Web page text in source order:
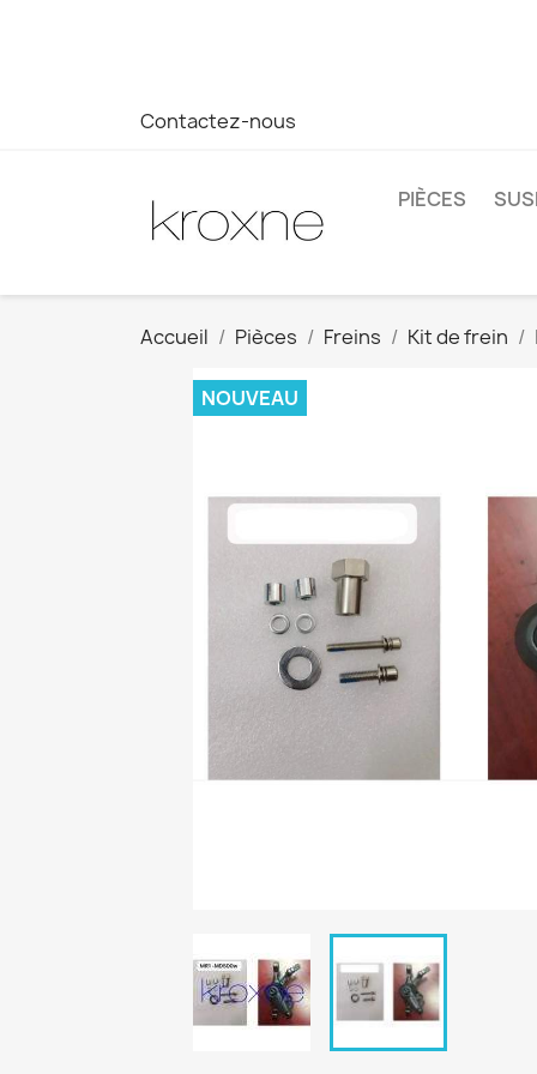
Contactez-nous
PIÈCES
Accueil Pièces Freins Kit de frein
NOUVEAU